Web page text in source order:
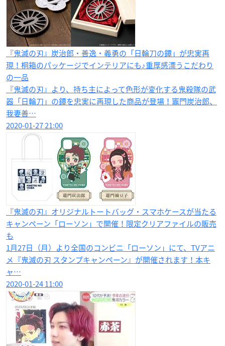
『鬼滅の刃』炭治郎・善逸・義勇の「日輪刀の鐔」が忠実再
現！桐箱のパッケージでインテリアにも♪重厚感漂うこだわり
の一品
『鬼滅の刃』より、持ち主によって色形が変化する鬼殺隊の武
器「日輪刀」の鐔を忠実に再現した商品が登場！竈門炭治郎、
我妻善…
2020-01-27 21:00
『鬼滅の刃』オリジナルトートバッグ・スマホケースが当たる
キャンペーン「ローソン」で開催！限定クリアファイルの販売
も
1月27日（月）より全国のコンビニ「ローソン」にて、TVアニ
メ『鬼滅の刃 スタンプキャンペーン』が開催されます！本キ
ャ…
2020-01-24 11:00